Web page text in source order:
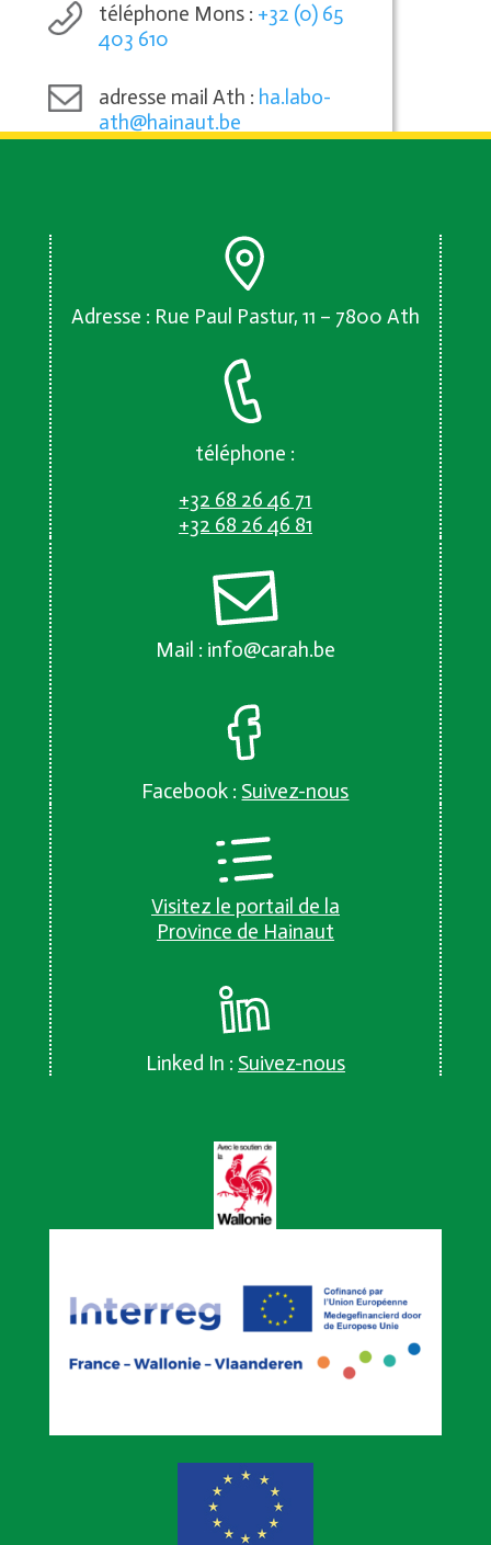
téléphone Mons : +32 (0) 65
403 610
adresse mail Ath : ha.labo-
ath@hainaut.be
Adresse : Rue Paul Pastur, 11 – 7800 Ath
téléphone :
+32 68 26 46 71
+32 68 26 46 81
Mail : info@carah.be
Facebook : Suivez-nous
Visitez le portail de la
Province de Hainaut
Linked In : Suivez-nous